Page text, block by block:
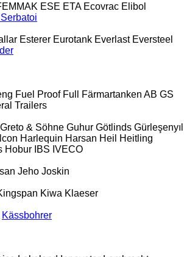
ESE ETA Ecovrac Elibol
Esterer Eurotank Everlast Eversteel
Fuel Proof Full Färmartanken AB GS
Trailers
Greto & Söhne Guhur Götlinds Gürleşenyıl
Harlequin Harsan Heil
Heitling
Hobur IBS IVECO
Jeho Joskin
Kiwa Klaeser
Kässbohrer